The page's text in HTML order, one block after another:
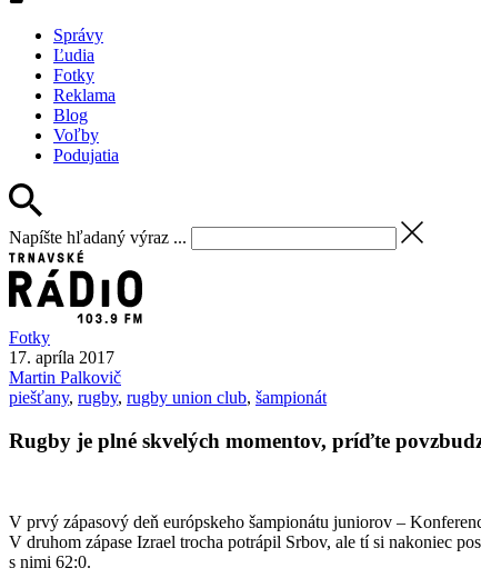
Správy
Ľudia
Fotky
Reklama
Blog
Voľby
Podujatia
Napíšte hľadaný výraz ...
Fotky
17. apríla 2017
Martin Palkovič
piešťany, rugby, rugby union club, šampionát
Rugby je plné skvelých momentov, príďte
V prvý zápasový deň európskeho šampionátu juniorov –
V druhom zápase Izrael trocha potrápil Srbov, ale tí si nakoniec
s nimi 62:0.